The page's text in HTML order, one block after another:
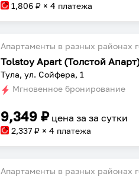
1,806 ₽ × 4 платежа
Апартаменты в разных районах
Тула, ул. Сойфера, 1
Мгновенное бронирование
9,349 ₽ цена заза сутки
2,337 ₽ × 4 платежа
Апартаменты в разных районах